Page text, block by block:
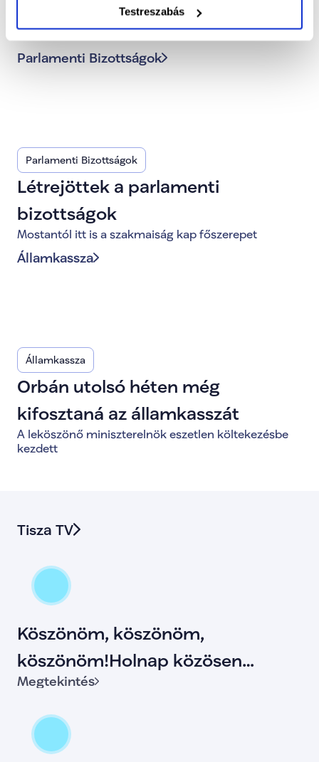
Testreszabás
Megalakult a TISZA-kormány
2026. május 13., szerda
Parlamenti Bizottságok
Parlamenti Bizottságok
Létrejöttek a parlamenti
bizottságok
Mostantól itt is a szakmaiság kap főszerepet
Államkassza
Államkassza
Orbán utolsó héten még
kifosztaná az államkasszát
A leköszönő miniszterelnök eszetlen költekezésbe
kezdett
Tisza TV
Köszönöm, köszönöm,
köszönöm!Holnap közösen
történelmet írunk!
Megtekintés